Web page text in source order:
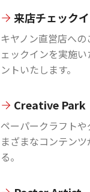
来店チェック
キヤノン直営店へ
ェックインを実施
ントいたします。
Creative Park
ペーパークラフト
まざまなコンテン
る。